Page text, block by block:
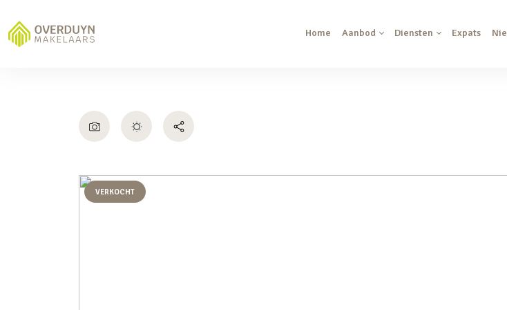
Home Aanbod Diensten Expats
VERKOCHT